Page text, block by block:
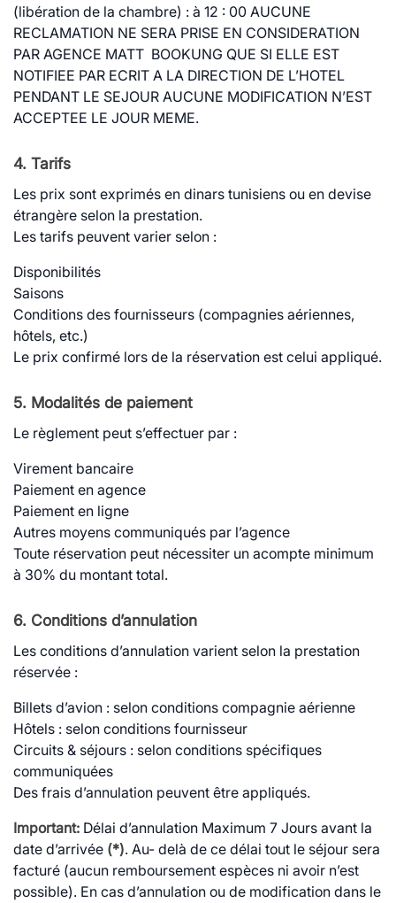
(libération de la chambre) : à 12 : 00 AUCUNE
RECLAMATION NE SERA PRISE EN CONSIDERATION
PAR AGENCE MATT BOOKUNG QUE SI ELLE EST
NOTIFIEE PAR ECRIT A LA DIRECTION DE L’HOTEL
PENDANT LE SEJOUR AUCUNE MODIFICATION N’EST
ACCEPTEE LE JOUR MEME.
4. Tarifs
Les prix sont exprimés en dinars tunisiens ou en devise
étrangère selon la prestation.
Les tarifs peuvent varier selon :
Disponibilités
Saisons
Conditions des fournisseurs (compagnies aériennes,
hôtels, etc.)
Le prix confirmé lors de la réservation est celui appliqué.
5. Modalités de paiement
Le règlement peut s’effectuer par :
Virement bancaire
Paiement en agence
Paiement en ligne
Autres moyens communiqués par l’agence
Toute réservation peut nécessiter un acompte minimum
à 30% du montant total.
6. Conditions d’annulation
Les conditions d’annulation varient selon la prestation
réservée :
Billets d’avion : selon conditions compagnie aérienne
Hôtels : selon conditions fournisseur
Circuits & séjours : selon conditions spécifiques
communiquées
Des frais d’annulation peuvent être appliqués.
Important: Délai d’annulation Maximum 7 Jours avant la
date d’arrivée (*). Au- delà de ce délai tout le séjour sera
facturé (aucun remboursement espèces ni avoir n’est
possible). En cas d’annulation ou de modification dans le